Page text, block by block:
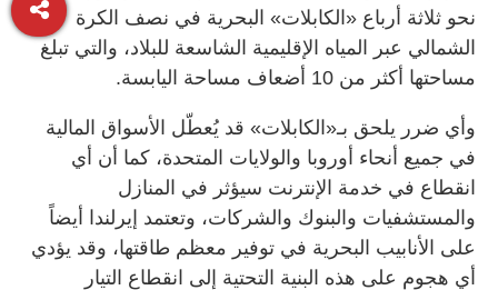
نحو ثلاثة أرباع «الكابلات» البحرية في نصف الكرة
الشمالي عبر المياه الإقليمية الشاسعة للبلاد، والتي تبلغ
مساحتها أكثر من 10 أضعاف مساحة اليابسة.
وأي ضرر يلحق بـ«الكابلات» قد يُعطّل الأسواق المالية
في جميع أنحاء أوروبا والولايات المتحدة، كما أن أي
انقطاع في خدمة الإنترنت سيؤثر في المنازل
والمستشفيات والبنوك والشركات، وتعتمد إيرلندا أيضاً
على الأنابيب البحرية في توفير معظم طاقتها، وقد يؤدي
أي هجوم على هذه البنية التحتية إلى انقطاع التيار